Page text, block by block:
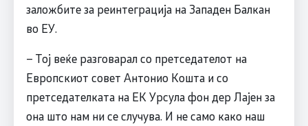
заложбите за реинтеграција на Западен Балкан
во ЕУ.
– Тој веќе разговарал со претседателот на
Европскиот совет Антонио Кошта и со
претседателката на ЕК Урсула фон дер Лајен за
она што нам ни се случува. И не само како наш